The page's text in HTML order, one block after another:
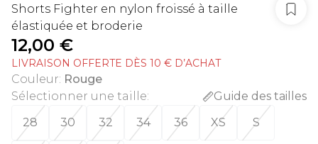
Shorts Fighter en nylon froissé à taille
élastiquée et broderie
12,00 €
LIVRAISON OFFERTE DÈS 10 € D’ACHAT
Couleur: Rouge
Sélectionner une taille:
Guide des tailles
28
30 32 34 36 XS S